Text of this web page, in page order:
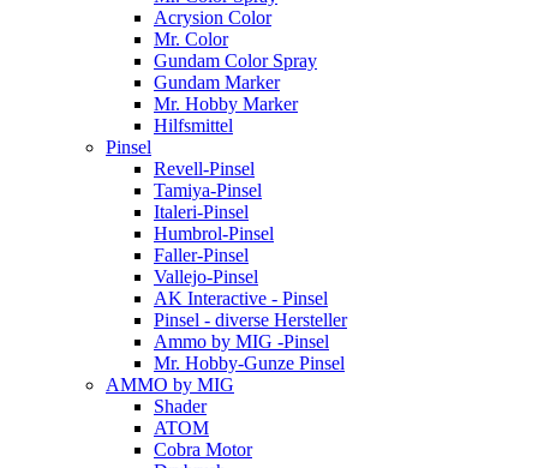
Acrysion Color
Mr. Color
Gundam Color Spray
Gundam Marker
Mr. Hobby Marker
Hilfsmittel
Pinsel
Revell-Pinsel
Tamiya-Pinsel
Italeri-Pinsel
Humbrol-Pinsel
Faller-Pinsel
Vallejo-Pinsel
AK Interactive - Pinsel
Pinsel - diverse Hersteller
Ammo by MIG -Pinsel
Mr. Hobby-Gunze Pinsel
AMMO by MIG
Shader
ATOM
Cobra Motor